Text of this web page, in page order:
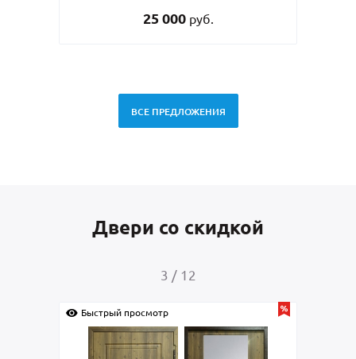
27 000
ВСЕ ПРЕДЛОЖЕНИЯ
Двери со скидкой
4 / 12
Быстрый просмотр